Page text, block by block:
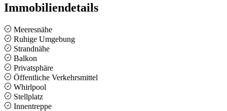
Immobiliendetails
Meeresnähe
Ruhige Umgebung
Strandnähe
Balkon
Privatsphäre
Öffentliche Verkehrsmittel
Whirlpool
Stellplatz
Innentreppe